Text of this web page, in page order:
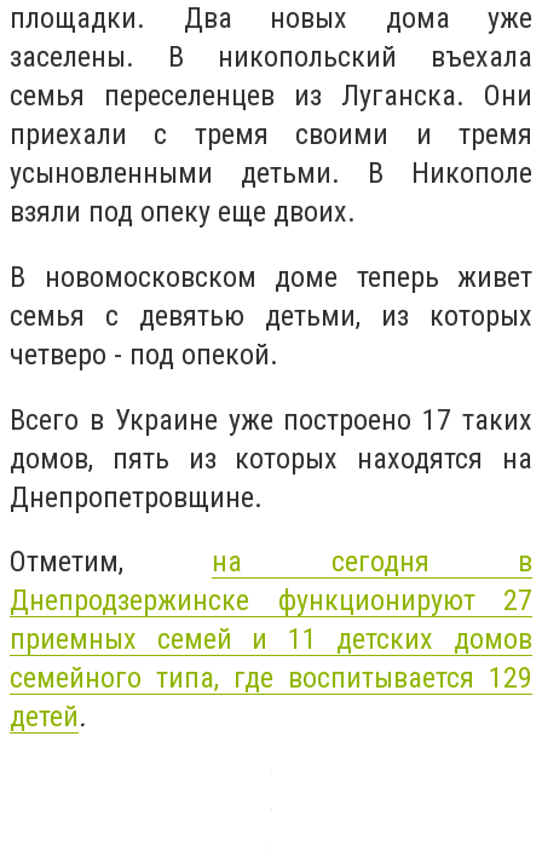
площадки. Два новых дома уже
заселены. В никопольский въехала
семья переселенцев из Луганска. Они
приехали с тремя своими и тремя
усыновленными детьми. В Никополе
взяли под опеку еще двоих.
В новомосковском доме теперь живет
семья с девятью детьми, из которых
четверо - под опекой.
Всего в Украине уже построено 17 таких
домов, пять из которых находятся на
Днепропетровщине.
Отметим, на сегодня в
Днепродзержинске функционируют 27
приемных семей и 11 детских домов
семейного типа, где воспитывается 129
детей.